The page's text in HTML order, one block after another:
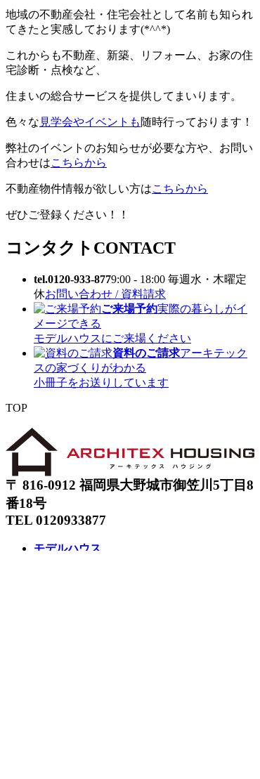
地域の不動産会社・住宅会社として名前も知られ
てきたと実感しております(*^^*)
これからも不動産、新築、リフォーム、お家の住
宅診断・点検など、
住まいの総合サービスを提供してまいります。
色々な 見学会やイベントも 随時行っております！
弊社のイベントのお知らせが必要な方や、お問い
合わせはこちらから
不動産物件情報が欲しい方はこちらから
ぜひご登録ください！！
コンタクト CONTACT
tel.0120-933-8779:00 - 18:00 毎週水・木曜定
休お問い合わせ / 資料請求
ご来場予約実際の暮らしがイ
メージできる
モデルハウスにご来場ください
資料のご請求アーキテック
スの家づくりがわかる
小冊子をお送りしています
TOP
〒 816-0912 福岡県大野城市御笠川5丁目8
番18号
TEL 0120933877
モデルハウス